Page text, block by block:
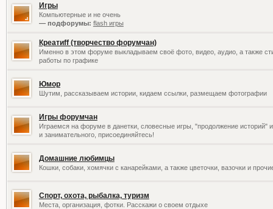
Игры
Компьютерные и не очень
— подфорумы: flash игры
Креатиff (творчество форумчан)
Именно в этом форуме выкладываем своё фото, видео, аудио, а также
работы по графике
Юмор
Шутим, рассказываем истории, кидаем ссылки, размещаем фотографии
Игры форумчан
Играемся на форуме в данетки, словесные игры, "продолжение историй"
и занимательного, присоединяйтесь!
Домашние любимцы
Кошки, собаки, хомячки с канарейками, а также цветочки, вазочки и
Спорт, охота, рыбалка, туризм
Места, организация, фотки. Расскажи о своем отдыхе